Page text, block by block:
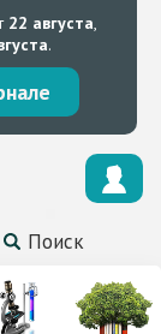
22 августа,
.
Поиск